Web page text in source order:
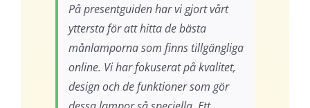
På presentguiden har vi gjort vårt
yttersta för att hitta de bästa
månlamporna som finns tillgängliga
online. Vi har fokuserat på kvalitet,
design och de funktioner som gör